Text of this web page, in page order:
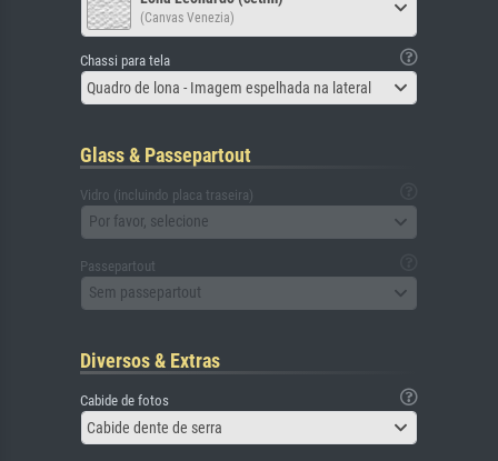
(Canvas Venezia)
Chassi para tela
Quadro de lona - Imagem espelhada na lateral
Glass & Passepartout
Vidro (incluindo placa traseira)
Por favor, selecione
Passepartout
Sem passepartout
Diversos & Extras
Cabide de fotos
Cabide dente de serra